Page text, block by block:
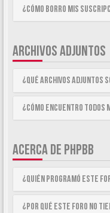
¿Cómo borro mis
ARCHIVOS ADJUNTOS
¿Qué archivos adjuntos
¿Cómo encuentro todos
ACERCA DE PHPBB
¿Quién programó este
¿Por qué este foro no